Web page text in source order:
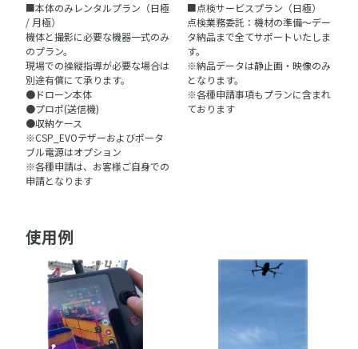
■本体のみレンタルプラン（日極
/ 月極）
機体と撮影に必要な機器一式のみ
のプラン。
現場での操縦指導が必要な場合は
別途有償にて承ります。
●ドローン本体
●プロポ(送信機)
●収納ケース
※CSP_EVOテザーおよびポータ
ブル電源はオプション
※各種申請は、お客様ご自身での
申請となります
■点検サービスプラン（日極）
点検業務委託：機材の準備～デー
タ納品まで全てサポートいたしま
す。
※納品データは静止画・映像のみ
となります。
※各種申請事項もプランに含まれ
ております
使用例